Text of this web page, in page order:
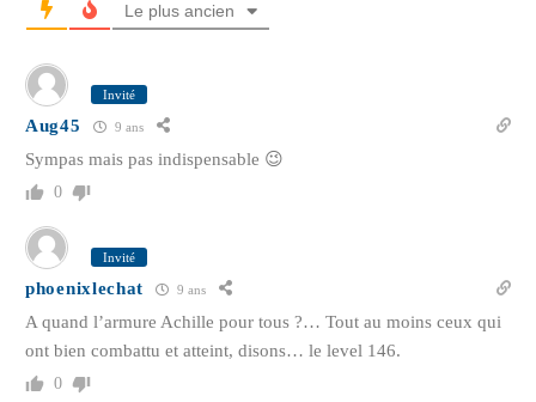
Le plus ancien
Invité
Aug45 9 ans
Sympas mais pas indispensable 😉
0
Invité
phoenixlechat 9 ans
A quand l’armure Achille pour tous ?… Tout au moins ceux qui
ont bien combattu et atteint, disons… le level 146.
0